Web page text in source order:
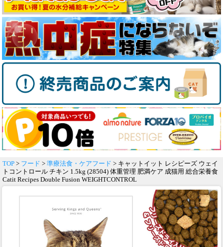
TOP > フード > 準療法食・ケアフード > キャットイット レシピーズ ウェイ
トコントロール チキン 1.5kg (28504) 体重管理 肥満ケア 成猫用 総合栄養食
Catit Recipes Double Fusion WEIGHTCONTROL